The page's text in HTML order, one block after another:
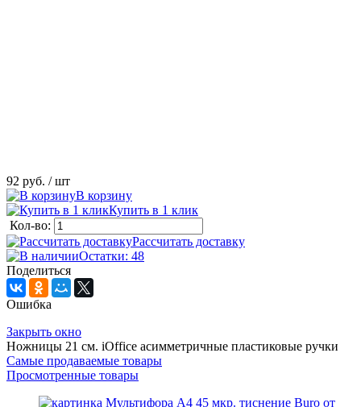
92 руб. / шт
В корзину
Купить в 1 клик
Кол-во:
Рассчитать доставку
Остатки: 48
Поделиться
Ошибка
Закрыть окно
Ножницы 21 см. iOffice асимметричные пластиковые ручки
Самые продаваемые товары
Просмотренные товары